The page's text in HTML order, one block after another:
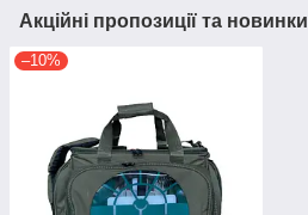
Акційні пропозиції та новинки
–10%